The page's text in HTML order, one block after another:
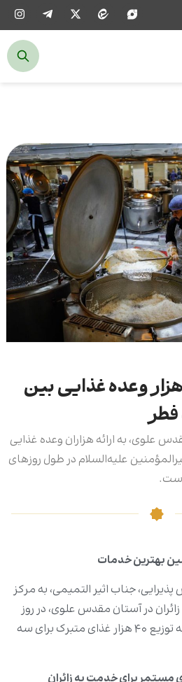
توزیع بیش از ۱۰۰هزار وعده غذایی بین
فطر
به ارائه هزاران وعده غذایی
علیه‌السلام در طول روزهای
بهترین خدمات
جناب اثیر التمیمی، به مرکز
در آستان مقدس علوی، در روز
اول عید سعید فطر، اقدام به توزیع ۴۰ هزار غذای متبرک برای سه